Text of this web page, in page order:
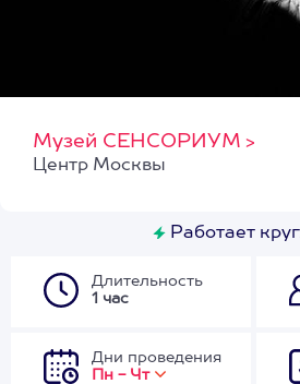
Музей СЕНСОРИУМ >
Центр Москвы
Работает
Длительность
1 час
Дни проведения
Пн - Чт